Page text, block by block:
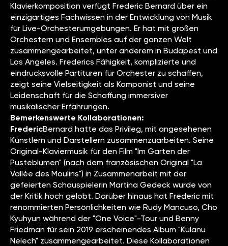
Klavierkomposition verfügt Frederic Bernard über ein
einzigartiges Fachwissen in der Entwicklung von Musik
für Live-Orchesterumgebungen. Er hat mit großen
Orchestern und Ensembles auf der ganzen Welt
zusammengearbeitet, unter anderem in Budapest und
Los Angeles. Frederics Fähigkeit, komplizierte und
eindrucksvolle Partituren für Orchester zu schaffen,
zeigt seine Vielseitigkeit als Komponist und seine
Leidenschaft für die Schaffung immersiver
musikalischer Erfahrungen.
Bemerkenswerte Kollaborationen:
‍FredericBernard hatte das Privileg, mit angesehenen
Künstlern und Darstellern zusammenzuarbeiten. Seine
Original-Klaviermusik für den Film "Im Garten der
Pusteblumen" (nach dem französischen Original "La
Vallée des Moulins") in Zusammenarbeit mit der
gefeierten Schauspielerin Martina Gedeck wurde von
der Kritik hoch gelobt. Darüber hinaus hat Frederic mit
renommierten Persönlichkeiten wie Rudy Mancuso, Cho
Kyuhyun während der "One Voice"-Tour und Benny
Friedman für sein 2019 erscheinendes Album "Kulanu
Nelech" zusammengearbeitet. Diese Kollaborationen